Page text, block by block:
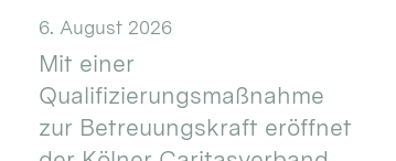
6. August 2026
Mit einer
Qualifizierungsmaßnahme
zur Betreuungskraft eröffnet